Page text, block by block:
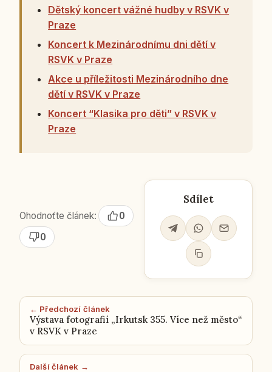
Dětský koncert vážné hudby v RSVK v
Praze
Koncert k Mezinárodnímu dni dětí v
RSVK v Praze
Akce u příležitosti Mezinárodního dne
dětí v RSVK v Praze
Koncert “Klasika pro děti” v RSVK v
Praze
Ohodnoťte článek:
0
0
Sdílet
← Předchozí článek
Výstava fotografií „Irkutsk 355. Více než město“
v RSVK v Praze
Další článek →